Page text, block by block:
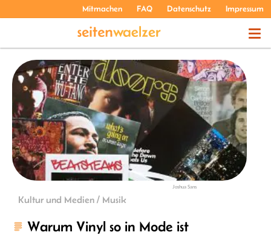
Mitmachen FAQ Datenschutz Impressum
THEMEN
PODCASTS
ÜBER UNS
Joshua Sans
Kultur und Medien / Musik
Warum Vinyl so in Mode ist